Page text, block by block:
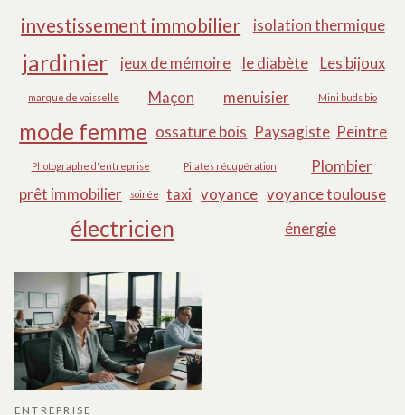
investissement immobilier isolation thermique
jardinier jeux de mémoire le diabète Les bijoux
marque de vaisselle Maçon menuisier Mini buds bio
mode femme ossature bois Paysagiste Peintre
Photographe d'entreprise Pilates récupération
Plombier
prêt immobilier
soirée taxi voyance voyance toulouse
électricien énergie
ENTREPRISE